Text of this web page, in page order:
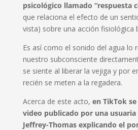
psicológico llamado “respuesta
que relaciona el efecto de un
vista) sobre una acción fisiológica
Es así como el sonido del agua lo
nuestro subconsciente
se siente al liberar la vejiga y por
recién se meten a la regadera.
Acerca de este acto, en TikTok
video publicado por una
Jeffrey-Thomas explicando el